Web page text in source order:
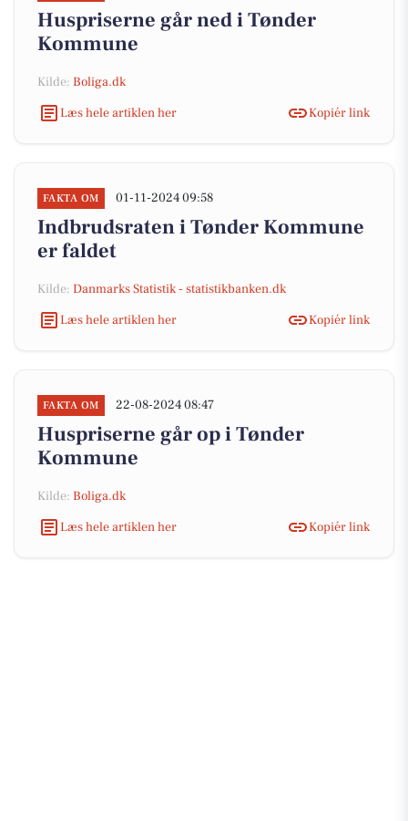
Huspriserne går ned i Tønder
Kommune
Kilde: Boliga.dk
Læs hele artiklen her
Kopiér link
FAKTA OM 01-11-2024 09:58
Indbrudsraten i Tønder Kommune
er faldet
Kilde: Danmarks Statistik - statistikbanken.dk
Læs hele artiklen her
Kopiér link
FAKTA OM 22-08-2024 08:47
Huspriserne går op i Tønder
Kommune
Kilde: Boliga.dk
Læs hele artiklen her
Kopiér link